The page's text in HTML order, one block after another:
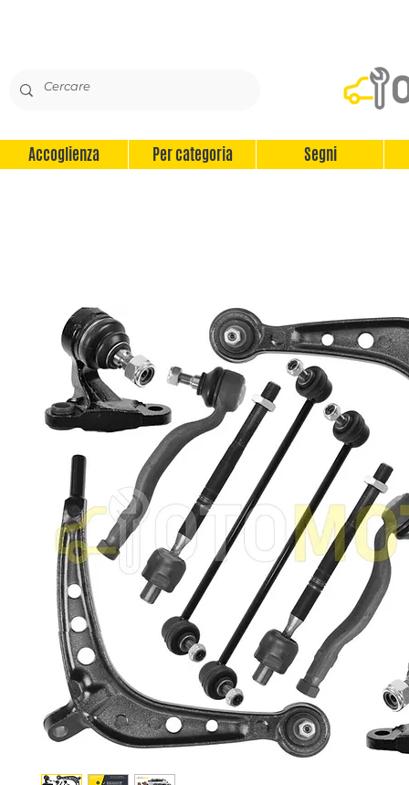
Accoglienza Per categoria Segni